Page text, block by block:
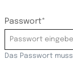
Passwort*
Das Passwort